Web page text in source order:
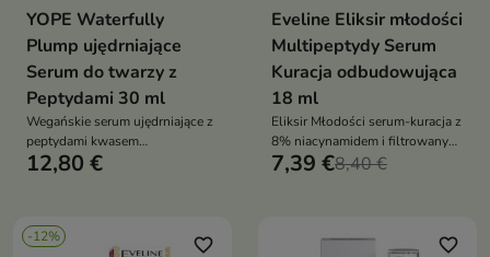
YOPE Waterfully
Plump ujędrniające
Serum do twarzy z
Peptydami 30 ml
Wegańskie serum ujędrniające z
peptydami kwasem
poliglutaminowym i
12,80 €
Eveline Eliksir młodości
Multipeptydy Serum
Kuracja odbudowująca
18 ml
Eliksir Młodości serum-kuracja z
8% niacynamidem i filtrowanym
śluzem ślimaka wygładza
7,39 €8,40 €
-12% favorite_border favorite_border